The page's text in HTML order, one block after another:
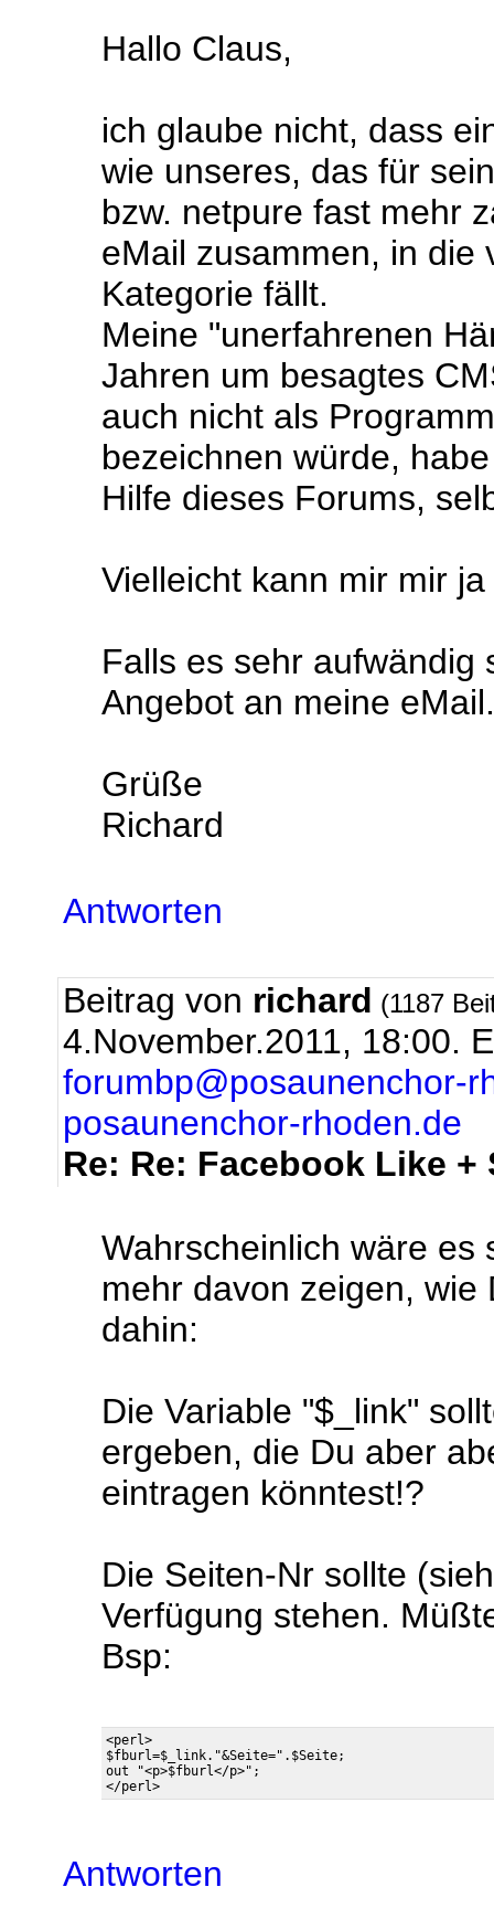
Hallo Claus,
ich glaube nicht, dass
wie unseres, das für
bzw. netpure fast mehr
eMail zusammen, in die
Kategorie fällt.
Meine "unerfahrenen
Jahren um besagtes
auch nicht als
bezeichnen würde,
Hilfe dieses Forums,
Vielleicht kann mir mir
Falls es sehr aufwändig
Angebot an meine eMail.
Grüße
Richard
Antworten
Beitrag von richard (1187
4.November.2011, 18:00.
forumbp@posaunenchor-
posaunenchor-rhoden.de
Re: Re: Facebook Like
Wahrscheinlich wäre es
mehr davon zeigen,
dahin:
Die Variable "$_link"
ergeben, die Du aber
eintragen könntest!?
Die Seiten-Nr sollte
Verfügung stehen.
Bsp:
<perl>
$fburl=$_link."&Seite=".$Seite;
out "<p>$fburl</p>";
Antworten